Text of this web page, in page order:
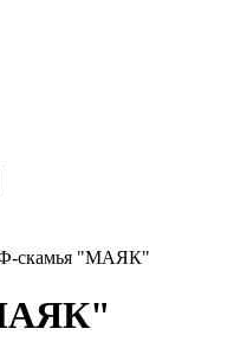
скамья "МАЯК"